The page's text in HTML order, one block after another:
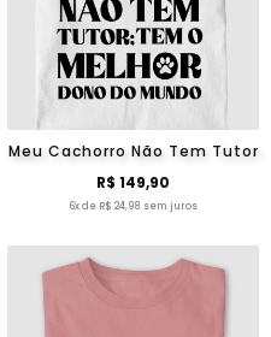
Meu Cachorro Não Tem Tutor
R$ 149,90
6x de R$ 24,98 sem juros